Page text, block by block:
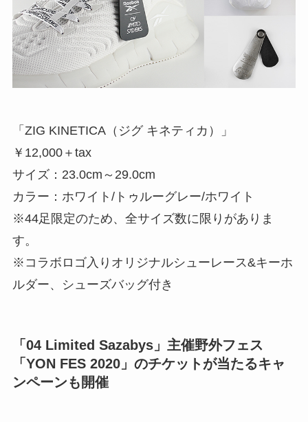
「ZIG KINETICA（ジグ キネティカ）」
￥12,000＋tax
サイズ：23.0cm～29.0cm
カラー：ホワイト/トゥルーグレー/ホワイト
※44足限定のため、全サイズ数に限りがありま
す。
※コラボロゴ入りオリジナルシューレース&キーホ
ルダー、シューズバッグ付き
「04 Limited Sazabys」主催野外フェス
「YON FES 2020」のチケットが当たるキャ
ンペーンも開催